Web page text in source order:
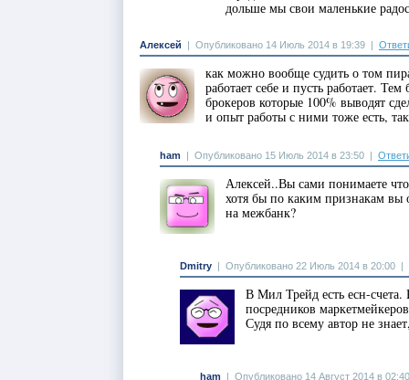
дольше мы свои маленькие
Алексей Опубликовано 14 Июль 2014 в 19:39
как можно вообще судить о том
работает себе и пусть работает.
брокеров которые 100% выводят
и опыт работы с ними тоже есть,
ham Опубликовано 15 Июль 2014 в 23:50
Алексей..Вы сами понимаете
хотя бы по каким признакам вы
на межбанк?
Dmitry Опубликовано 22 Июль 2014 в 20:00
В Мил Трейд есть есн-
посредников
Судя по всему автор не
ham Опубликовано 14 Август 2014 в 02:40